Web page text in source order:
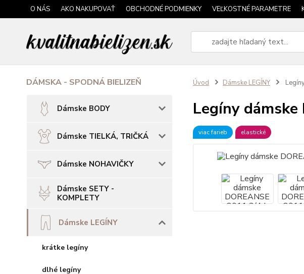
O NÁS AKO NAKUPOVAŤ OBCHODNÉ PODMIENKY VEĽKOSTNÉ PARAMETRE
DÁMSKA - SPODNÁ BIELIZEŇ
Dámske BODY
Dámske TIELKÁ, TRIČKÁ
Dámske NOHAVIČKY
Dámske SETY -
KOMPLETY
Dámske LEGÍNY
krátke legíny
dlhé legíny
Úvod Dámske LEGÍNY
Legíny dámske
viac farieb elastické